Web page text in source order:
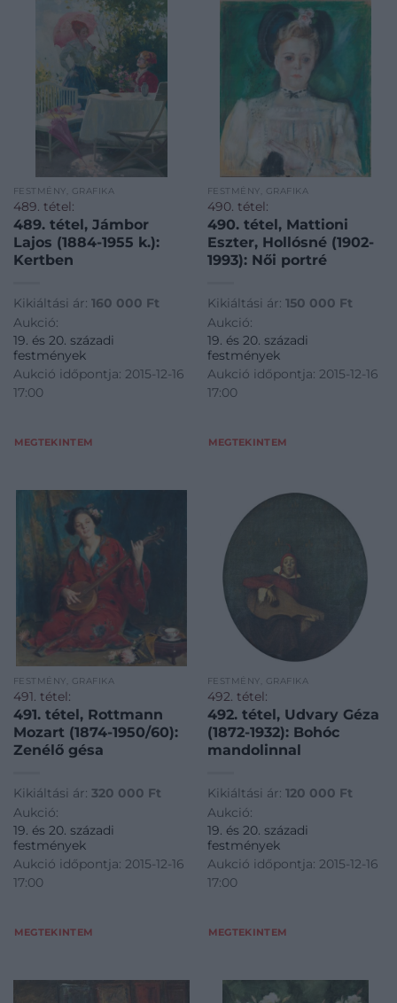
FESTMÉNY, GRAFIKA
489. tétel:
489. tétel, Jámbor
Lajos (1884-1955 k.):
Kertben
Kikiáltási ár: 160 000 Ft
Aukció:
19. és 20. századi
festmények
Aukció időpontja: 2015-12-16
17:00
MEGTEKINTEM
FESTMÉNY, GRAFIKA
490. tétel:
490. tétel, Mattioni
Eszter, Hollósné (1902-
1993): Női portré
Kikiáltási ár: 150 000 Ft
Aukció:
19. és 20. századi
festmények
Aukció időpontja: 2015-12-16
17:00
MEGTEKINTEM
FESTMÉNY, GRAFIKA
491. tétel:
491. tétel, Rottmann
Mozart (1874-1950/60):
Zenélő gésa
Kikiáltási ár: 320 000 Ft
Aukció:
19. és 20. századi
festmények
Aukció időpontja: 2015-12-16
17:00
MEGTEKINTEM
FESTMÉNY, GRAFIKA
492. tétel:
492. tétel, Udvary Géza
(1872-1932): Bohóc
mandolinnal
Kikiáltási ár: 120 000 Ft
Aukció:
19. és 20. századi
festmények
Aukció időpontja: 2015-12-16
17:00
MEGTEKINTEM